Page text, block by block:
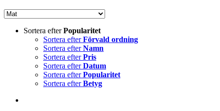
Sortera efterPopularitet
Sortera efterFörvald ordning
Sortera efterNamn
Sortera efterPris
Sortera efterDatum
Sortera efterPopularitet
Sortera efterBetyg